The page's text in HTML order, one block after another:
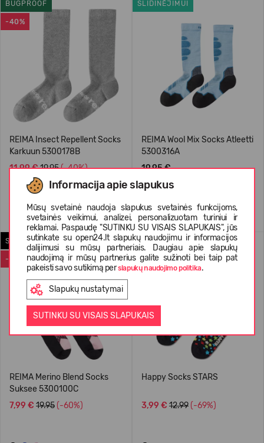
Informacija apie slapukus
Mūsų svetainė naudoja slapukus svetainės funkcijoms,
svetainės veikimui, analizei, personalizuotam turiniui ir
reklamai. Paspaudę "SUTINKU SU VISAIS SLAPUKAIS", jūs
sutinkate su open24.lt slapukų naudojimu ir informacijos
dalijimusi su mūsų partneriais. Daugiau apie slapukų
naudojimą ir mūsų partnerius galite sužinoti bei taip pat
pakeisti savo sutikimą perslapukų naudojimo politika.
Slapukų nustatymai
SUTINKU SU VISAIS SLAPUKAIS
-40%
BUGPROOF
REIMA Insect Repellent Socks
Karkuun 5300178B
11,99 €19.95(-40%)
SLIDINĖJIMUI
REIMA Wool Mix Socks Atleetti
5300316A
19,95 €
-60%
SU VILNA
REIMA Merino Blend Socks
Suksee 5300100C
7,99 € 19.95 (-60%)
-69%
Happy Socks STARS
3,99 € 12.99 (-69%)